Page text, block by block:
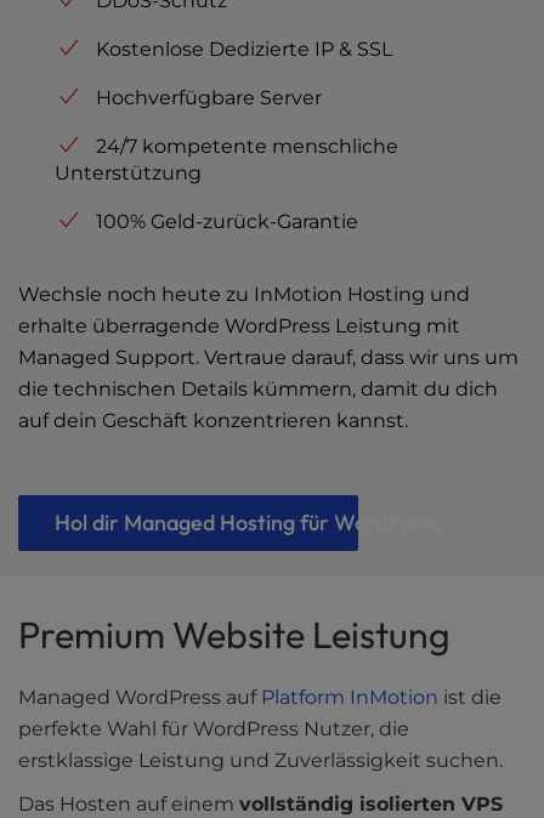
Kostenlose Dedizierte IP & SSL
Hochverfügbare Server
24/7 kompetente menschliche
Unterstützung
100% Geld-zurück-Garantie
Wechsle noch heute zu InMotion Hosting und
erhalte überragende WordPress Leistung mit
Managed Support. Vertraue darauf, dass wir uns um
die technischen Details kümmern, damit du dich
auf dein Geschäft konzentrieren kannst.
Hol dir Managed Hosting für WordPress
Premium Website Leistung
Managed WordPress auf Platform InMotion ist die
perfekte Wahl für WordPress Nutzer, die
erstklassige Leistung und Zuverlässigkeit suchen.
Das Hosten auf einem vollständig isolierten VPS